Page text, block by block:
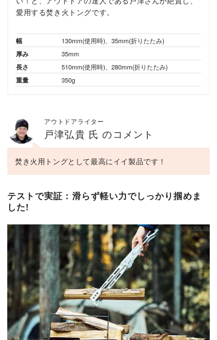
愛用する焚き火トングです。
幅
130mm(使用時)、35mm(折りたたみ)
厚み
35mm
長さ
510mm(使用時)、280mm(折りたたみ)
重量
350g
アウトドアライター
戸津弘貴 氏 のコメント
焚き火用トングとして最高にイイ製品です！
テストで実証：滑らず軽い力でしっかり掴めま
した!